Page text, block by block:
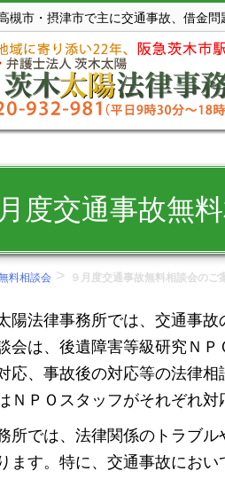
槻市・摂津市で主に交通事故、借金問
度交通事故無
料相談会 > ９月度交通事故無料相談会のご
陽法律事務所では、交通事故
会は、後遺障害等級研究ＮＰ
応、事故後の対応等の法律
ＮＰＯスタッフがそれぞれ対
所では、法律関係のトラブル
ます。特に、交通事故にお